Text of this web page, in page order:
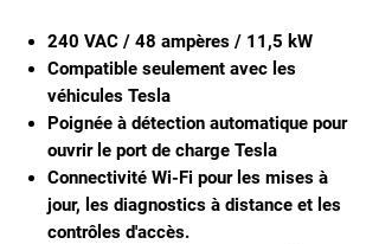
240 VAC / 48 ampères / 11,5 kW
Compatible seulement avec les
véhicules Tesla
Poignée à détection automatique pour
ouvrir le port de charge Tesla
Connectivité Wi-Fi pour les mises à
jour, les diagnostics à distance et les
contrôles d'accès.